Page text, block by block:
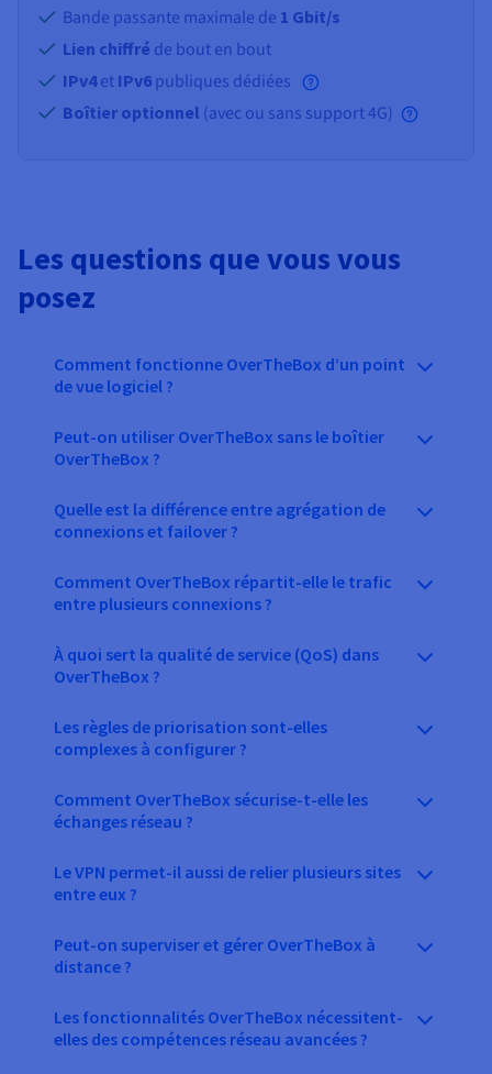
Bande passante maximale de 1 Gbit/s
Lien chiffré de bout en bout
IPv4et IPv6 publiques dédiées
Boîtier optionnel (avec ou sans support 4G)
Les questions que vous vous
posez
Comment fonctionne OverTheBox d’un point
de vue logiciel ?
Peut-on utiliser OverTheBox sans le boîtier
OverTheBox ?
Quelle est la différence entre agrégation de
connexions et failover ?
Comment OverTheBox répartit-elle le trafic
entre plusieurs connexions ?
À quoi sert la qualité de service (QoS) dans
OverTheBox ?
Les règles de priorisation sont-elles
complexes à configurer ?
Comment OverTheBox sécurise-t-elle les
échanges réseau ?
Le VPN permet-il aussi de relier plusieurs sites
entre eux ?
Peut-on superviser et gérer OverTheBox à
distance ?
Les fonctionnalités OverTheBox nécessitent-
elles des compétences réseau avancées ?